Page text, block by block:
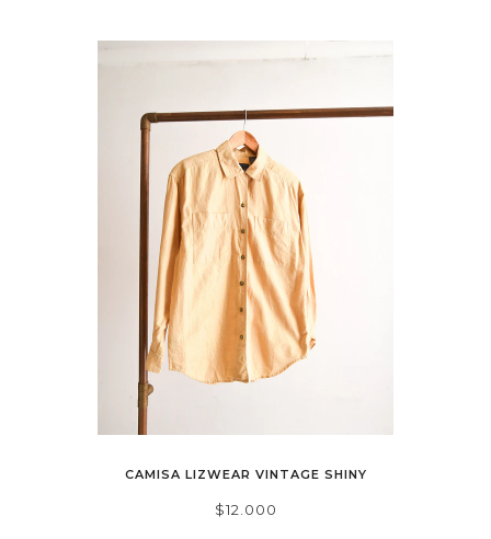
CAMISA LIZWEAR VINTAGE SHINY
$12.000